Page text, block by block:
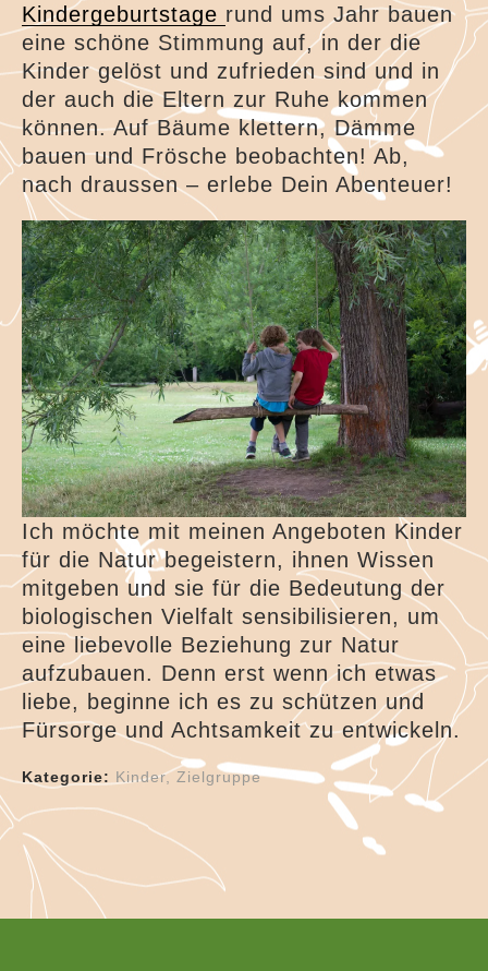
Kindergeburtstage rund ums Jahr bauen
eine schöne Stimmung auf, in der die
Kinder gelöst und zufrieden sind und in
der auch die Eltern zur Ruhe kommen
können. Auf Bäume klettern, Dämme
bauen und Frösche beobachten! Ab,
nach draussen – erlebe Dein Abenteuer!
Ich möchte mit meinen Angeboten Kinder
für die Natur begeistern, ihnen Wissen
mitgeben und sie für die Bedeutung der
biologischen Vielfalt sensibilisieren, um
eine liebevolle Beziehung zur Natur
aufzubauen. Denn erst wenn ich etwas
liebe, beginne ich es zu schützen und
Fürsorge und Achtsamkeit zu entwickeln.
Kategorie: Kinder Zielgruppe